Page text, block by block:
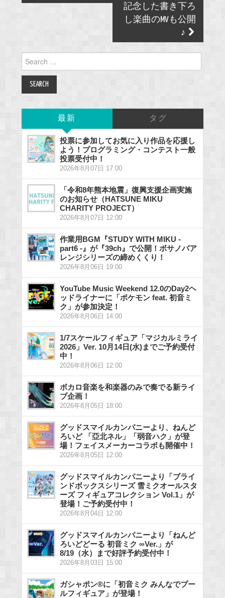
記念した書き下ろ
し楽曲のMVも公開
♪
for:
最新 タグ
投票に参加してお気に入り作品を応援し
よう！プログラミング・コンテスト一般
投票受付中！
2026年8月07日 17:00
「令和8年熊本地震」復興支援企画実施
のお知らせ（HATSUNE MIKU
CHARITY PROJECT）
2026年8月07日 12:00
作業用BGM『STUDY WITH MIKU -
part6 -』が『39ch』で公開！ボサノバア
レンジシリーズの締めくくり！
2026年8月06日 19:00
YouTube Music Weekend 12.0のDay2ヘ
ッドライナーに「ポケモン feat. 初音ミ
ク」が参加決定！
2026年8月06日 14:00
1/7スケールフィギュア「マジカルミライ
2026」Ver. 10月14日(水)までご予約受付
中！
2026年8月06日 12:00
ボカロ音楽を和楽器のみで奏でる新ライ
ブ企画！
2026年8月05日 18:00
グッドスマイルカンパニーより、ねんど
ろいど 「亞北ネル」「弱音ハク」が登
場！フェイスメーカーコラボも開催中！
2026年8月05日 12:00
グッドスマイルカンパニーより「ブライ
ンドボックスシリーズ 雪ミクオールスタ
ーズ フィギュアコレクション Vol.1」が
登場！ご予約受付中！
2026年8月04日 12:00
グッドスマイルカンパニーより「ねんど
ろいどどーる 初音ミク ∞Ver.」が
8/19（水）まで好評予約受付中！
2026年8月03日 15:00
ガシャポン®に「初音ミク みんなでプー
ルフィギュア」が登場！